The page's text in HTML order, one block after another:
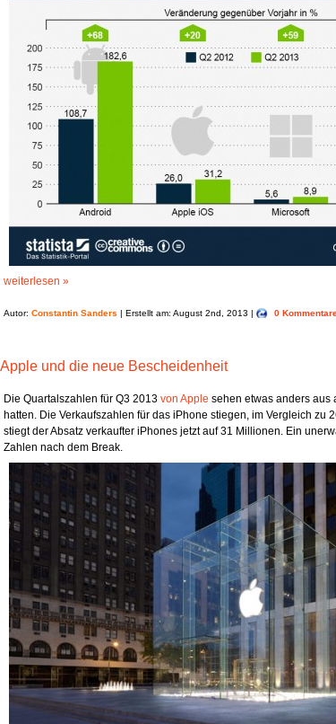
weiterlesen »
Autor: Constantin Sanders | Erstellt am: August 2nd, 2013 | 0
Apple und die neue Bescheidenheit
Die Quartalszahlen für Q3 2013 von Apple sehen etwas anders aus
hatten. Die Verkaufszahlen für das iPhone stiegen, im Vergleich zu
stiegt der Absatz verkaufter iPhones jetzt auf 31 Millionen. Ein
Zahlen nach dem Break.